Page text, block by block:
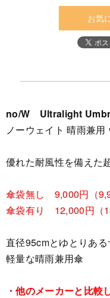
お気
no/W Ultralight
ノーウェイト 晴雨兼
優れた耐風性を備えた
傘袋無し 9,000円（
傘袋有り 12,000円（
直径95cmとゆとりあ
軽量な晴雨兼用傘
・他のメーカーと比較